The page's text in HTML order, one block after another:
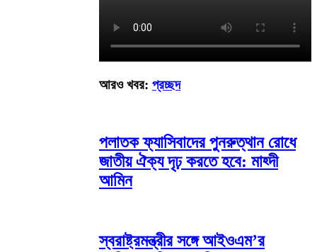
আরও খবর: প্রচ্ছদ
পলাতক ফ্যাসিবাদের পুনরুত্থান রোধে
জাতীয় ঐক্য দৃঢ় করতে হবে: মাহ্দী
আমিন
স্বরাষ্ট্রমন্ত্রীর সঙ্গে আইওএম’র